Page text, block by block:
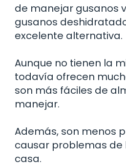
de manejar gusanos
gusanos
excelente alternativa.
Aunque no tienen la
todavía ofrecen
son más fáciles de
manejar.
Además, son menos
causar problemas de
casa.